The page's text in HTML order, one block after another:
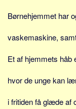
Alle
Meta
Dokumenttyper
Personer
Børnehjemmet har
vaskemaskine,
Et af hjemmets håb
hvor de unge kan
i fritiden få glæde af